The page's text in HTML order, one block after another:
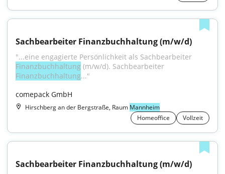
Sachbearbeiter Finanzbuchhaltung (m/w/d)
Finanzbuchhaltung
Finanzbuchhaltung..."
comepack GmbH
Hirschberg an der Bergstraße, Raum Mannheim
Homeoffice
Vollzeit
Sachbearbeiter Finanzbuchhaltung (m/w/d)